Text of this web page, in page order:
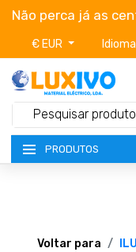
Não perca já as
€ EUR
PRODUTOS
TERMOS E CONDIÇÕES
Voltar para